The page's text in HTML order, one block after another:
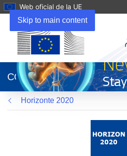
Skip to main content
Web oficial de la UE
abrirá
en
una
nueva
ventana)
CORDIS
Horizonte 2020